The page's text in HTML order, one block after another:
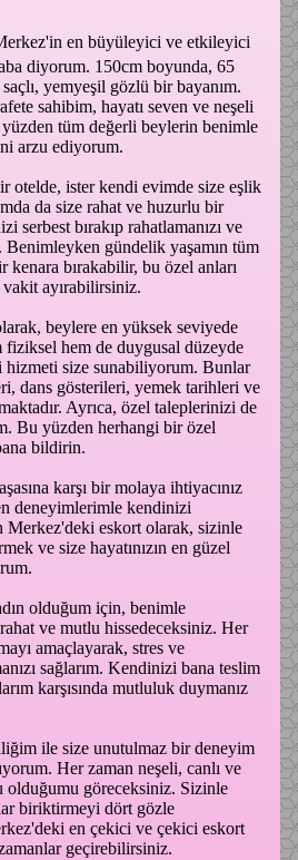
en büyüleyici ve etkileyici
diyorum. 150cm boyunda, 65
yemyeşil gözlü bir bayanım.
sahibim, hayatı seven ve neşeli
tüm değerli beylerin benimle
arzu ediyorum.
otelde, ister kendi evimde size eşlik
da size rahat ve huzurlu bir
serbest bırakıp rahatlamanızı ve
Benimleyken gündelik yaşamın tüm
kenara bırakabilir, bu özel anları
ayırabilirsiniz.
beylere en yüksek seviyede
hem de duygusal düzeyde
hizmeti size sunabiliyorum. Bunlar
dans gösterileri, yemek tarihleri ve
Ayrıca, özel taleplerinizi de
Bu yüzden herhangi bir özel
bildirin.
karşı bir molaya ihtiyacınız
deneyimlerimle kendinizi
Merkez'deki eskort olarak, sizinle
ve size hayatınızın en güzel
olduğum için, benimle
ve mutlu hissedeceksiniz. Her
amaçlayarak, stres ve
sağlarım. Kendinizi bana teslim
karşısında mutluluk duymanız
ile size unutulmaz bir deneyim
Her zaman neşeli, canlı ve
göreceksiniz. Sizinle
biriktirmeyi dört gözle
en çekici ve çekici eskort
geçirebilirsiniz.